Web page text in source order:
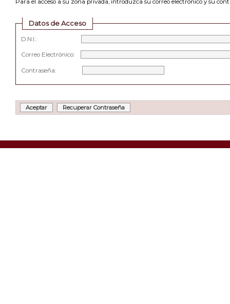
Para el acceso a su zona privada, introduzca su correo electrónico y su
Datos de Acceso
D.N.I.:
Correo Electrónico:
Contraseña: